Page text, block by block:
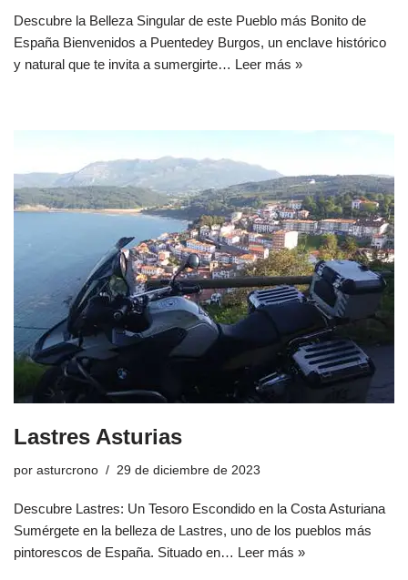
Descubre la Belleza Singular de este Pueblo más Bonito de
España Bienvenidos a Puentedey Burgos, un enclave histórico
y natural que te invita a sumergirte… Leer más »
Lastres Asturias
por asturcrono 29 de diciembre de 2023
Descubre Lastres: Un Tesoro Escondido en la Costa Asturiana
Sumérgete en la belleza de Lastres, uno de los pueblos más
pintorescos de España. Situado en… Leer más »